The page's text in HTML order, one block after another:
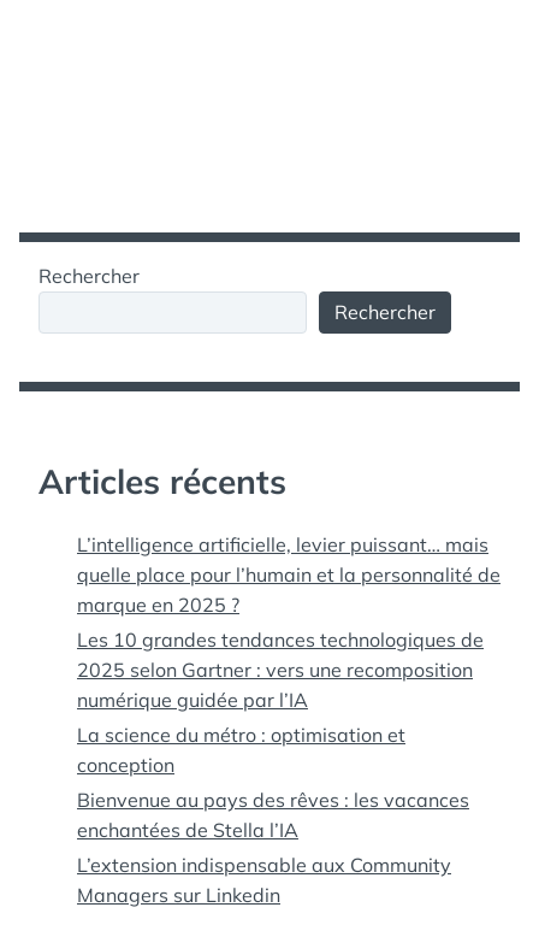
Rechercher
Rechercher
Articles récents
L’intelligence artificielle, levier puissant… mais
quelle place pour l’humain et la personnalité de
marque en 2025 ?
Les 10 grandes tendances technologiques de
2025 selon Gartner : vers une recomposition
numérique guidée par l’IA
La science du métro : optimisation et
conception
Bienvenue au pays des rêves : les vacances
enchantées de Stella l’IA
L’extension indispensable aux Community
Managers sur Linkedin